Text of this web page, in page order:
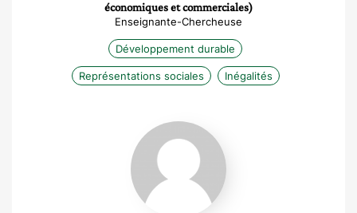
économiques et commerciales)
Enseignante-Chercheuse
Développement durable
Représentations sociales Inégalités
Astrid
Hopfensitz